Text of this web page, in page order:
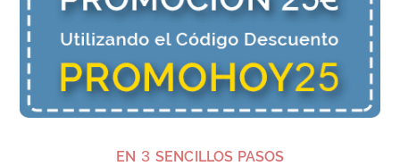
EN 3 SENCILLOS PASOS